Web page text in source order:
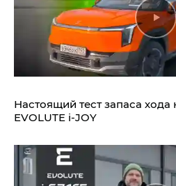
Настоящий тест запаса
EVOLUTE i‑JOY